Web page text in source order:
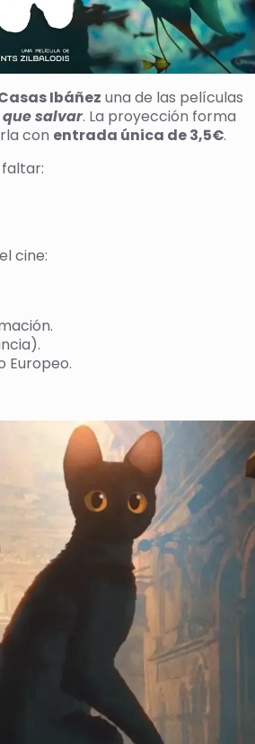
Ibáñez una de las películas
que salvar. La proyección forma
con entrada única de 3,5€.
cine:
Europeo.